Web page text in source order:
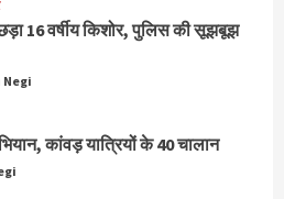
16 वर्षीय किशोर, पुलिस की सूझबूझ
Negi
कांवड़ यात्रियों के 40 चालान